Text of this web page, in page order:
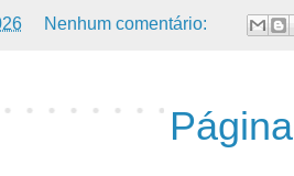
Nenhum comentário: